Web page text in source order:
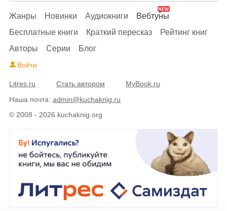
© 2008 - 2026 kuchaknig.org
Жанры Новинки Аудиокниги
Вебтуны
Бесплатные книги
Краткий пересказ
Рейтинг книг
Авторы
Серии Блог
Войти
Litres.ru Стать автором
MyBook.ru
Наша почта: admin@kuchaknig.ru